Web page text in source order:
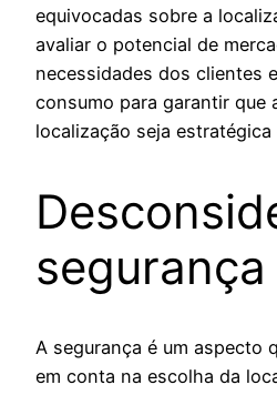
equivocadas sobre a
avaliar o potencial de
necessidades dos clientes
consumo para garantir que
localização seja estratégica
A segurança é um aspecto
em conta na escolha da